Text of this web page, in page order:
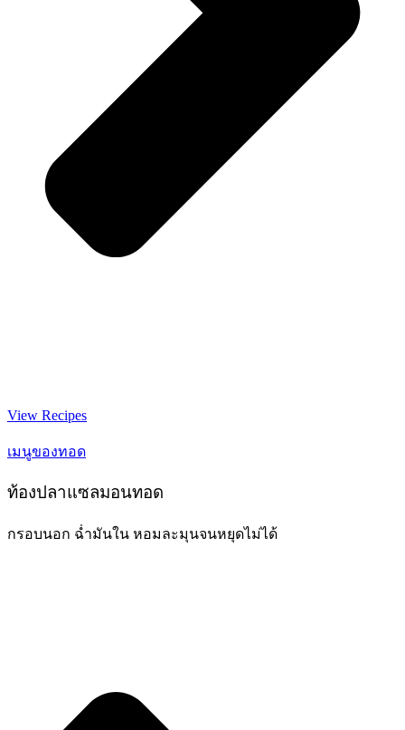
View Recipes
เมนูของทอด
ท้องปลาแซลมอนทอด
กรอบนอก ฉ่ำมันใน หอมละมุนจนหยุดไม่ได้